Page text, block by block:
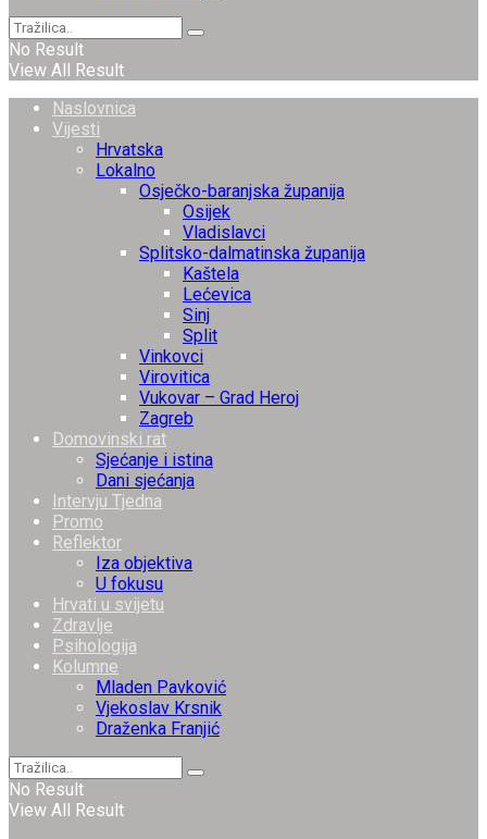
No Result
View All Result
Naslovnica
Vijesti
Hrvatska
Lokalno
Osječko-baranjska županija
Osijek
Vladislavci
Splitsko-dalmatinska županija
Kaštela
Lećevica
Sinj
Split
Vinkovci
Virovitica
Vukovar – Grad Heroj
Zagreb
Domovinski rat
Sjećanje i istina
Dani sjećanja
Intervju Tjedna
Promo
Reflektor
Iza objektiva
U fokusu
Hrvati u svijetu
Zdravlje
Psihologija
Kolumne
Mladen Pavković
Vjekoslav Krsnik
Draženka Franjić
No Result
View All Result